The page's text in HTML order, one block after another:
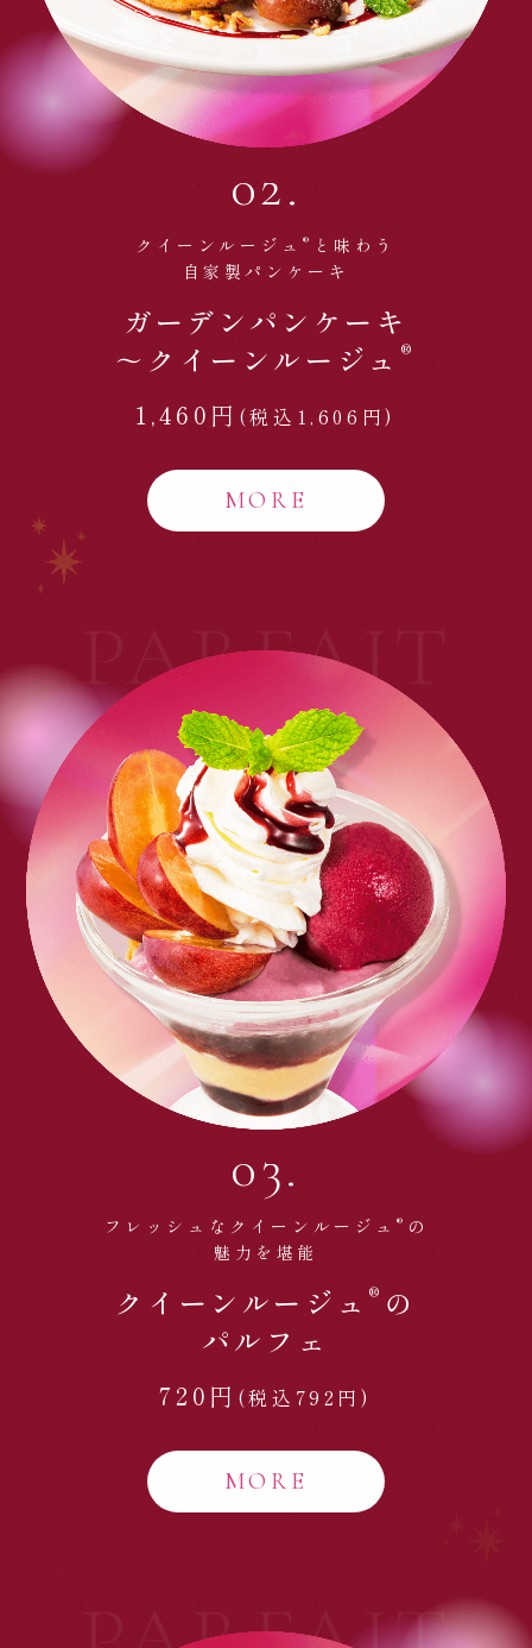
02.
クイーンルージュ ® と味わう
自家製パンケーキ
ガーデンパンケーキ
～クイーンルージュ ®
1,460円 (税込1,606円)
MORE
PARFAIT
03.
フレッシュなクイーンルージュ® の
魅力を堪能
クイーンルージュ ® の
パルフェ
720円 (税込792円)
MORE